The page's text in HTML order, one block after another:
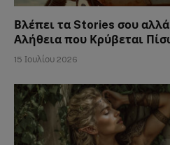
Βλέπει τα Stories σου
Αλήθεια που Κρύβεται
15 Ιουλίου 2026